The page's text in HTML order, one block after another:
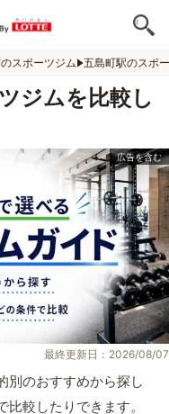
スポーツジム 五島町駅のスポ
ジムを比較し
最終更新日：2026/08/07
別のおすすめから探し
較したりできます。